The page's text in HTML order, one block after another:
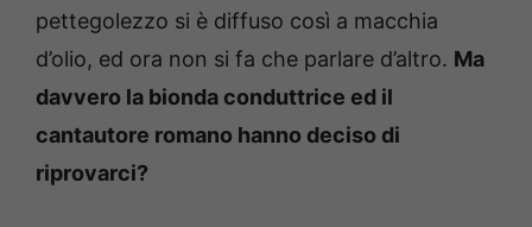
pettegolezzo si è diffuso così a macchia
d’olio, ed ora non si fa che parlare d’altro. Ma
davvero la bionda conduttrice ed il
cantautore romano hanno deciso di
riprovarci?